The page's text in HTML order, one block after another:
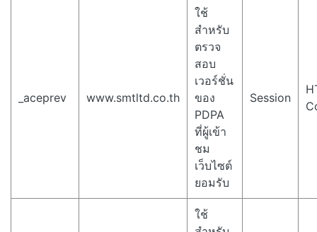
_aceprev www.smtltd.co.th
ใช้
สำหรับ
ตรวจ
สอบ
เวอร์ชั่น
ของ
PDPA
ที่ผู้เข้า
ชม
เว็บไซต์
ยอมรับ
Session
ใช้